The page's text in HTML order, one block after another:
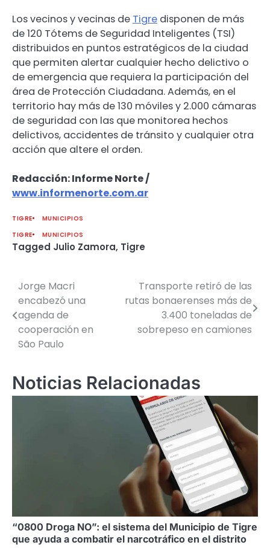
Los vecinos y vecinas de Tigre disponen de más
de 120 Tótems de Seguridad Inteligentes (TSI)
distribuidos en puntos estratégicos de la ciudad
que permiten alertar cualquier hecho delictivo o
de emergencia que requiera la participación del
área de Protección Ciudadana. Además, en el
territorio hay más de 130 móviles y 2.000 cámaras
de seguridad con las que monitorea hechos
delictivos, accidentes de tránsito y cualquier otra
acción que altere el orden.
Redacción: Informe Norte /
www.informenorte.com.ar
TIGRE
MUNICIPIOS
TIGRE
MUNICIPIOS
Tagged Julio Zamora, Tigre
Navegación
de
entradas
Jorge Macri
encabezó una
agenda de
cooperación en
São Paulo
Transporte retiró de las
rutas bonaerenses más de
3.400 toneladas de
sobrepeso en camiones
Noticias Relacionadas
“0800 Droga NO”: el sistema del Municipio de Tigre
que ayuda a combatir el narcotráfico en el distrito